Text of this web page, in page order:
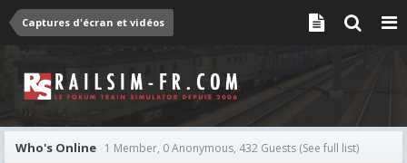
Captures d'écran et vidéos
Who's Online 1 Member, 0 Anonymous, 432 Guests (See full list)